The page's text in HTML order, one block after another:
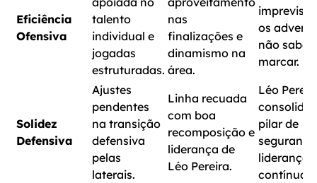
Eficiência
Ofensiva
talento
individual e
jogadas
estruturadas.
nas
finalizações e
dinamismo na
área.
os
não
marcar.
Solidez
Defensiva
Ajustes
pendentes
na transição
defensiva
pelas
laterais.
Linha recuada
com boa
recomposição e
liderança de
Léo Pereira.
Léo
consolida
pilar de
liderança
contínua.